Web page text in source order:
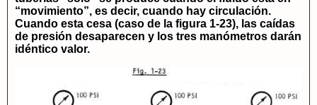
“movimiento”, es decir, cuando hay circulación.
Cuando esta cesa (caso de la figura 1-23), las caídas
de presión desaparecen y los tres manómetros darán
idéntico valor.